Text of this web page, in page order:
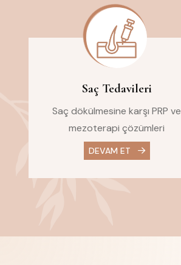
Saç Tedavileri
Saç dökülmesine karşı PRP ve
mezoterapi çözümleri
DEVAM ET